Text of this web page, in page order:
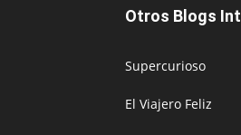
Otros Blogs
Supercurioso
El Viajero Feliz